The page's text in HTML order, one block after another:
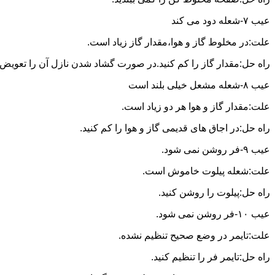
عیب ۷-شعله دود می کند
علت:در مخلوط گاز و هوا،مقدار گاز زیاد است.
راه حل:مقدار گاز را کم کنید.در صورت گشاد شدن نازل آن را تعویض
عیب ۸-شعله مشعل خیلی بلند است
علت:مقدار گاز و هوا هر دو زیاد است.
راه حل:در اجاق های قدیمی گاز و هوا را کم کنید.
عیب ۹-فر روشن نمی شود.
علت:شعله پیلوت خاموش است.
راه حل:پیلوت را روشن کنید.
عیب ۱۰-فر روشن نمی شود.
علت:تایمر در وضع صحیح تنظیم نشده.
راه حل:تایمر فر را تنظیم کنید.